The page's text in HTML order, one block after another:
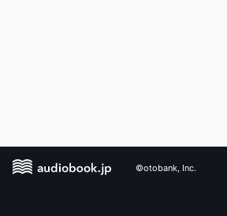
©otobank, Inc.